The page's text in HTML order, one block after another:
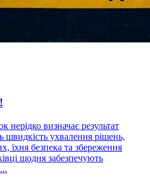
нерідко визначає результат
швидкість ухвалення рішень,
їхня безпека та збереження
щодня забезпечують